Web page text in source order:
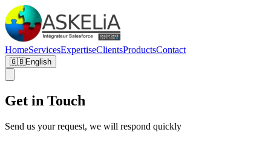
HomeServicesExpertiseClientsProductsContact
🇬🇧English
Get in Touch
Send us your request, we will respond quickly